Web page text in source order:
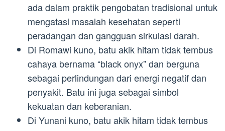
ada dalam praktik pengobatan tradisional untuk
mengatasi masalah kesehatan seperti
peradangan dan gangguan sirkulasi darah.
Di Romawi kuno, batu akik hitam tidak tembus
cahaya bernama “black onyx” dan berguna
sebagai perlindungan dari energi negatif dan
penyakit. Batu ini juga sebagai simbol
kekuatan dan keberanian.
Di Yunani kuno, batu akik hitam tidak tembus